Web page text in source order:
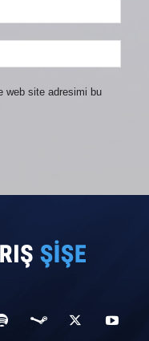
web site adresimi bu